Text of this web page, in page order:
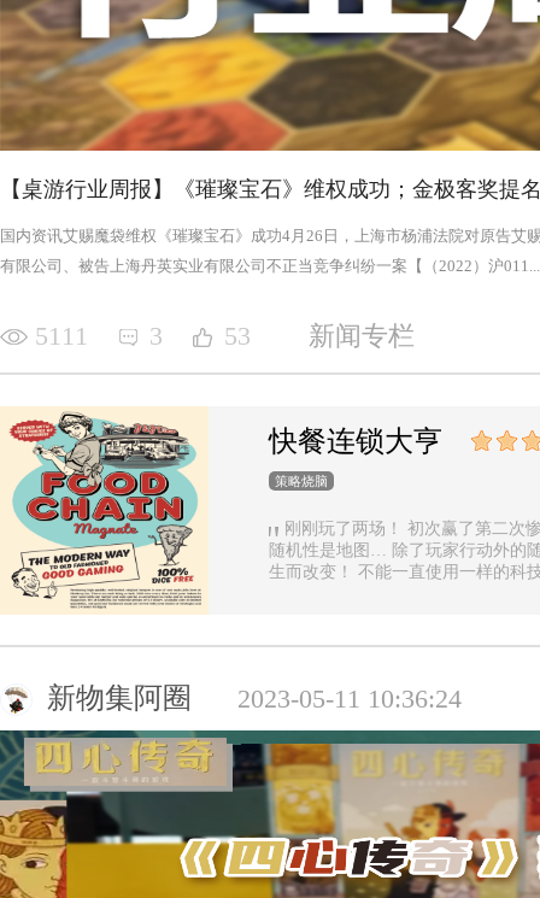
【桌游行业周报】《璀璨宝石》维权成功；金极客奖提
国内资讯艾赐魔袋维权《璀璨宝石》成功4月26日，上海市杨浦法院对原告艾
有限公司、被告上海丹英实业有限公司不正当竞争纠纷一案【（2022）沪011...
5111 3 53 新闻专栏
快餐连锁大亨
策略烧脑
刚刚玩了两场！ 初次赢了第二次惨输… 这游戏重玩性很高… 主要是唯一的
随机性是地图… 除了玩家行动外的
生而改变！ 不能一直使用一样的科技书！ 然后记得milestones 挺重要的… 初
新物集阿圈 2023-05-11 10:36:24